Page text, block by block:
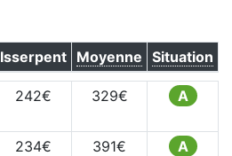
Isserpent Moyenne Situation
242€ 329€ A
234€ 391€
A